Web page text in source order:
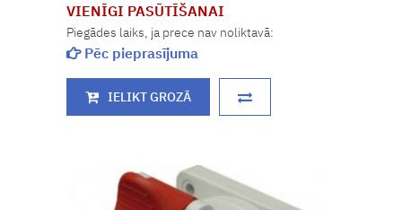
VIENĪGI PASŪTĪŠANAI
Piegādes laiks, ja prece nav noliktavā:
Pēc pieprasījuma
IELIKT GROZĀ